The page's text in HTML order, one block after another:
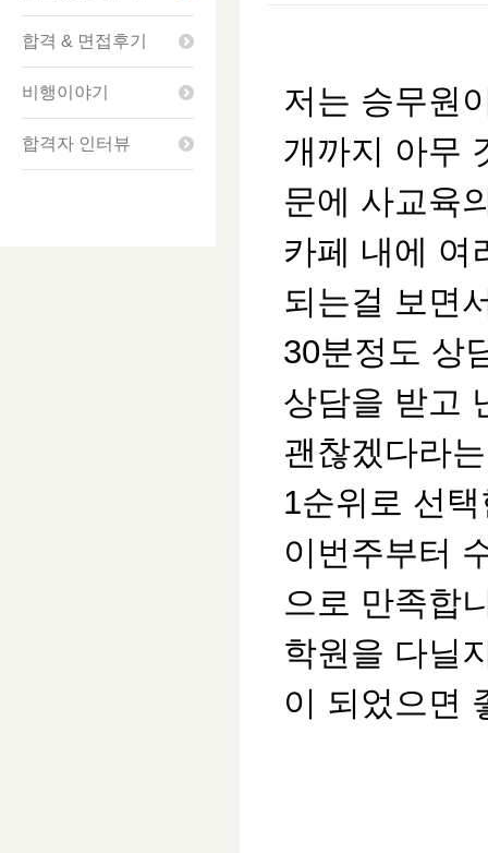
합격 & 면접후기
비행이야기
합격자 인터뷰
저는 승무원
개까지 아무
문에 사교육
카페 내에 여
되는걸 보면
30분정도 상
상담을 받고
괜찮겠다라
1순위로 선
이번주부터
으로 만족합
학원을 다닐
이 되었으면